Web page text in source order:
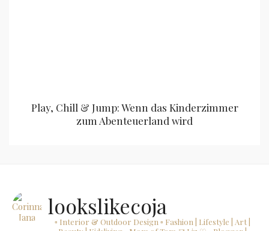
Play, Chill & Jump: Wenn das Kinderzimmer
zum Abenteuerland wird
lookslikecoja
▫ Interior & Outdoor Design ▫ Fashion | Lifestyle | Art |